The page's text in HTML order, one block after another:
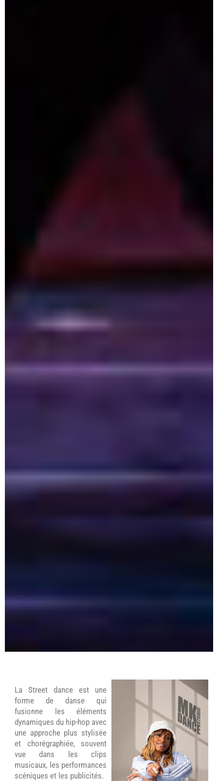
La Street dance est une
forme de danse qui
fusionne les éléments
dynamiques du hip-hop avec
une approche plus stylisée
et chorégraphiée, souvent
vue dans les clips
musicaux, les performances
scéniques et les publicités.